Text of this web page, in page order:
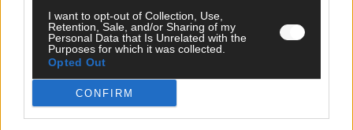
I want to opt-out of Collection, Use,
Retention, Sale, and/or Sharing of my
Personal Data that Is Unrelated with the
Purposes for which it was collected.
Opted Out
CONFIRM
Meinung
Streams & Storys
Eurovision
FLASH – DAS VIDEOPORTAL